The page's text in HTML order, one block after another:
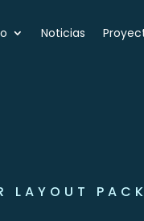
Noticias
LAYOUT PACK